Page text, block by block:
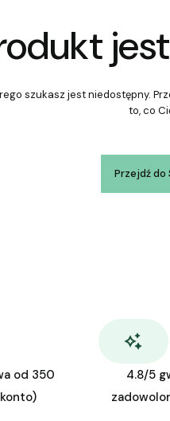
szukasz jest niedostępny.
to, co
Przejdź do
od 350
4.8/5